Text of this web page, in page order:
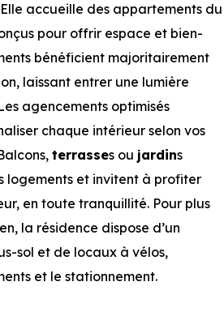
accueille des appartements du
pour offrir espace et bien-
bénéficient majoritairement
laissant entrer une lumière
agencements optimisés
chaque intérieur selon vos
terrasses ou jardins
logements et invitent à profiter
en toute tranquillité. Pour plus
la résidence dispose d’un
sol et de locaux à vélos,
et le stationnement.